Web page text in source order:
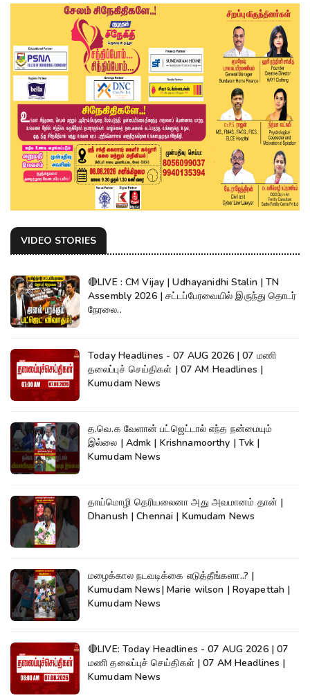
VIDEO STORIES
🔴LIVE : CM Vijay | Udhayanidhi Stalin | TN
Assembly 2026 | சட்டப்பேரவையில் இருந்து தொடர்
நேரலை..
Today Headlines - 07 AUG 2026 | 07 மணி
தலைப்புச் செய்திகள் | 07 AM Headlines |
Kumudam News
த.வெ.க வேளான் பட்ஜெட்டால் எந்த நன்மையும்
இல்லை | Admk | Krishnamoorthy | Tvk |
Kumudam News
தாய்மொழி தெரியலைனா அது அவமானம் தான் |
Dhanush | Chennai | Kumudam News
மழைக்கால நடவடிக்கை எடுத்தீங்களா..? |
Kumudam News| Marie wilson | Royapettah |
Kumudam News
🔴LIVE: Today Headlines - 07 AUG 2026 | 07
மணி தலைப்புச் செய்திகள் | 07 AM Headlines |
Kumudam News